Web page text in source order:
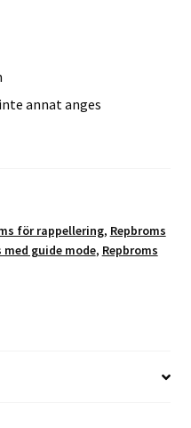
annat anges
för rappellering, Repbroms
med guide mode, Repbroms